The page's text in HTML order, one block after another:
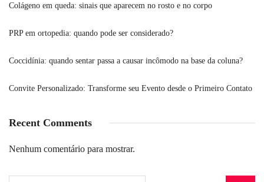
Colágeno em queda: sinais que aparecem no rosto e no corpo
PRP em ortopedia: quando pode ser considerado?
Coccidínia: quando sentar passa a causar incômodo na base da coluna?
Convite Personalizado: Transforme seu Evento desde o Primeiro Contato
Recent Comments
Nenhum comentário para mostrar.